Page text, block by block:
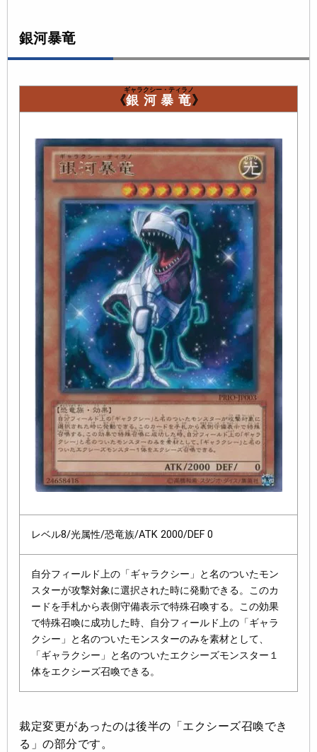
銀河暴竜
《銀河暴竜
ギャラクシー・ティラノ
》
レベル8/光属性/恐竜族/ATK 2000/DEF 0
自分フィールド上の「ギャラクシー」と名のついたモン
スターが攻撃対象に選択された時に発動できる。このカ
ードを手札から表側守備表示で特殊召喚する。この効果
で特殊召喚に成功した時、自分フィールド上の「ギャラ
クシー」と名のついたモンスターのみを素材として、
「ギャラクシー」と名のついたエクシーズモンスター１
体をエクシーズ召喚できる。
裁定変更があったのは後半の「エクシーズ召喚でき
る」の部分です。